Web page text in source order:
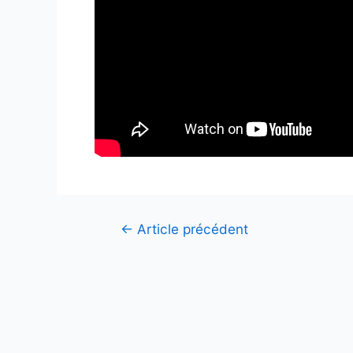
Navigation
← Article précédent